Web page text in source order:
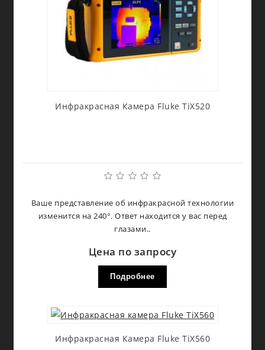
Инфракрасная Камера Fluke TiX520
Ваше представление об инфракрасной технологии
изменится на 240°. Ответ находится у вас перед
глазами..
Цена по запросу
Подробнее
Инфракрасная Камера Fluke TiX560